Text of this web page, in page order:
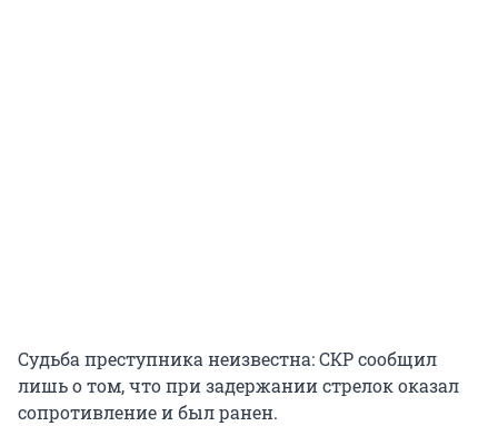
Судьба преступника неизвестна: СКР сообщил
лишь о том, что при задержании стрелок оказал
сопротивление и был ранен.